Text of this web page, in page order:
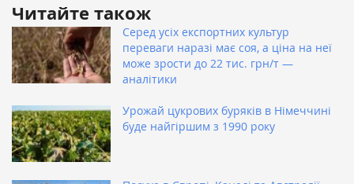
Читайте також
Серед усіх експортних культур
переваги наразі має соя, а ціна на неї
може зрости до 22 тис. грн/т —
аналітики
Урожай цукрових буряків в Німеччині
буде найгіршим з 1990 року